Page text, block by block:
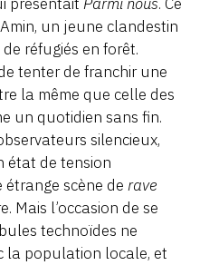
un jeune clandestin
réfugiés en forêt.
tenter de franchir une
la même que celle des
un quotidien sans fin.
silencieux,
état de tension
scène de rave
Mais l’occasion de se
technoïdes ne
la population locale, et